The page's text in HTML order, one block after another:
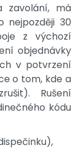
zavolání, má
nejpozději 30
z výchozí
objednávky
v potvrzení
o tom, kde a
Rušení
kódu